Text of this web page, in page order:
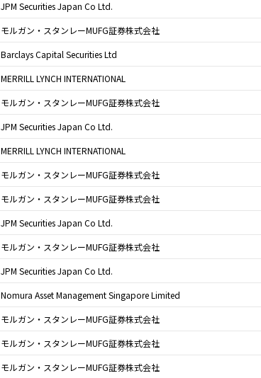
JPM Securities Japan Co Ltd.
モルガン・スタンレーMUFG証券株式会社
Barclays Capital Securities Ltd
MERRILL LYNCH INTERNATIONAL
モルガン・スタンレーMUFG証券株式会社
JPM Securities Japan Co Ltd.
MERRILL LYNCH INTERNATIONAL
モルガン・スタンレーMUFG証券株式会社
モルガン・スタンレーMUFG証券株式会社
JPM Securities Japan Co Ltd.
モルガン・スタンレーMUFG証券株式会社
JPM Securities Japan Co Ltd.
Nomura Asset Management Singapore Limited
モルガン・スタンレーMUFG証券株式会社
モルガン・スタンレーMUFG証券株式会社
モルガン・スタンレーMUFG証券株式会社